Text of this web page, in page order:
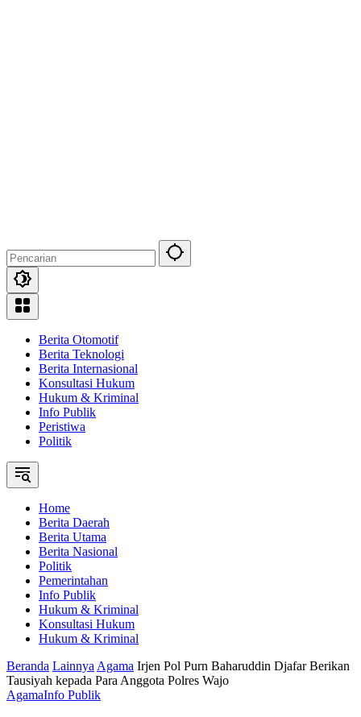
Berita Otomotif
Berita Teknologi
Berita Internasional
Konsultasi Hukum
Hukum & Kriminal
Info Publik
Peristiwa
Politik
Home
Berita Daerah
Berita Utama
Berita Nasional
Politik
Pemerintahan
Info Publik
Hukum & Kriminal
Konsultasi Hukum
Hukum & Kriminal
Beranda Lainnya Agama Irjen Pol Purn Baharuddin Djafar Berikan
Tausiyah kepada Para Anggota Polres Wajo
AgamaInfo Publik